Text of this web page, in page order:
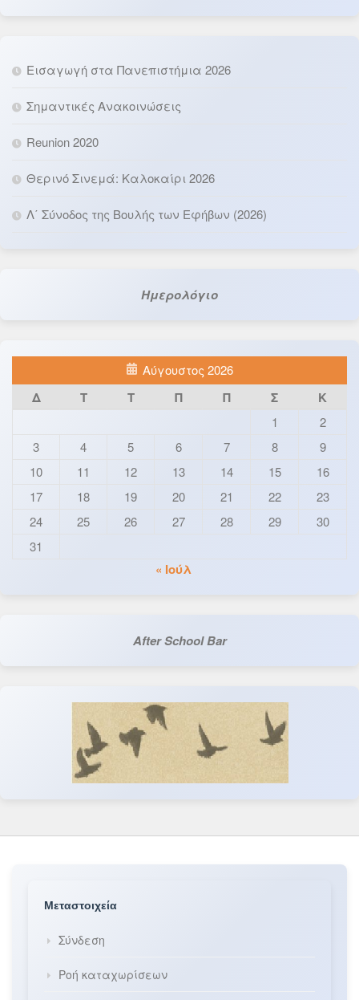
Εισαγωγή στα Πανεπιστήμια 2026
Σημαντικές Ανακοινώσεις
Reunion 2020
Θερινό Σινεμά: Καλοκαίρι 2026
Λ΄ Σύνοδος της Βουλής των Εφήβων (2026)
Ημερολόγιο
Αύγουστος 2026
Δ Τ Τ Π Π Σ Κ
1
2
3
4 5 6 7 8
9
10
11 12 13 14 15
16
17
18 19 20 21 22
23
24
25 26 27 28 29
30
31
« Ιούλ
After School Bar
Μεταστοιχεία
Σύνδεση
Ροή καταχωρίσεων